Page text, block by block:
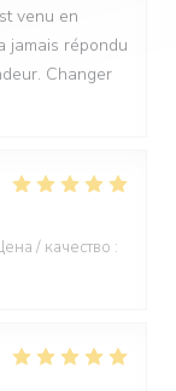
venu en
jamais répondu
Changer
/ качество :